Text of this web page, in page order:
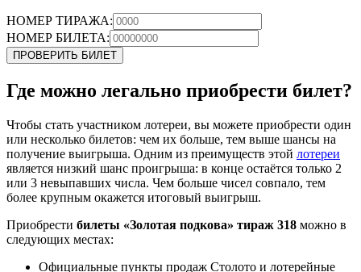
НОМЕР ТИРАЖА:
НОМЕР БИЛЕТА:
ПРОВЕРИТЬ БИЛЕТ
Где можно легально приобрести билет?
Чтобы стать участником лотереи, вы можете приобрести один
или несколько билетов: чем их больше, тем выше шансы на
получение выигрыша. Одним из преимуществ этой лотереи
является низкий шанс проигрыша: в конце остаётся только 2
или 3 невыпавших числа. Чем больше чисел совпало, тем
более крупным окажется итоговый выигрыш.
Приобрести билеты «Золотая подкова» тираж 318 можно в
следующих местах:
Официальные пункты продаж Столото и лотерейные